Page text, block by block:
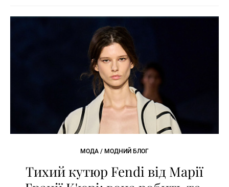
МОДА / МОДНИЙ БЛОГ
Тихий кутюр Fendi від Марії